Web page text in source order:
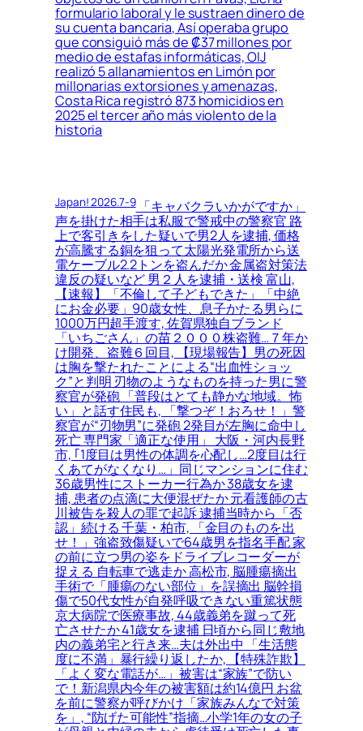
formulario laboral y le sustraen dinero de
su cuenta bancaria, Así operaba grupo
que consiguió más de ₡37 millones por
medio de estafas informáticas, OIJ
realizó 5 allanamientos en Limón por
millonarias extorsiones y amenazas,
Costa Rica registró 873 homicidios en
2025 el tercer año más violento de la
historia
Japan! 2026.7-9「キャバクラいかがですか」
声を掛けた相手は私服で警戒中の警察官 路
上で客引きをした疑いで男2人を逮捕, 価格
が高騰する銅を狙って太陽光発電所から送
電ケーブル2.2トンを盗んだか 金属盗対策法
違反の疑いなど 男２人を逮捕・送検 富山,
【速報】「不倫して子どもできた」「中絶
にお金必要」90歳女性、息子かたる男らに
1000万円超手渡す, 佐賀県独自ブランド
「いちごさん」の苗２０００株盗難…７年か
け開発、盗難６回目, 【現場報告】男の死因
は胸を撃たれたことによる“出血性ショッ
ク”と判明 刃物のようなものを持った男に警
察官が発砲 「普段はとても静かな地域。怖
い」と話す住民も, 「撃つぞ！おろせ！」警
察官が“刃物男”に発砲 2発目が左胸に命中し
死亡 専門家「適正な使用」 大阪・河内長野
市, ｢1度目は男性の体調を心配し…2度目は行
くあてがなくなり…」同じマンションに住む
36歳男性にストーカー行為か 38歳女を逮
捕, 患者の点滴に大便混ぜたか 元看護師の古
川被告を殺人の罪で起訴 逮捕当時から「否
認」続ける 千葉・柏市, 「金目のものを出
せ！」強盗致傷疑いで64歳男を指名手配 家
の前に立つ男の姿をドライブレコーダーが
捉える 自転車で逃走か 高松市, 脳腫瘍摘出
手術で「腫瘍のない部位」を誤摘出 脳幹損
傷で50代女性が自発呼吸できない重篤状態
京大病院で医療事故, 44歳義弟を蹴って死
亡させたか 41歳女を逮捕 日頃から同じ敷地
内の義弟宅と行き来…夫は外出中 「生活態
度に不満」暴行繰り返したか, 【特殊詐欺】
「よく変な電話が…」被害は“家族”で防い
で！新潟県内今年の被害額は約14億円 お盆
を前に警察が呼びかけ「家族みんなで対策
を」, “防げた可能性”指摘…小学1年の女の子